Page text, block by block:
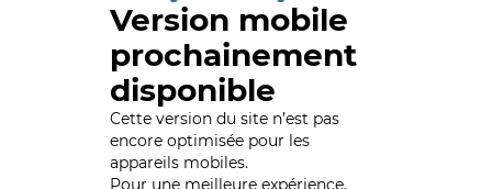
Version mobile
prochainement
disponible
Cette version du site n’est pas
encore optimisée pour les
appareils mobiles.
Pour une meilleure expérience,